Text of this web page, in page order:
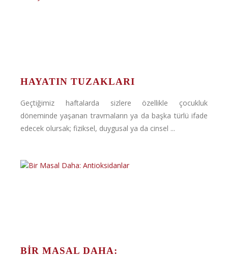
HAYATIN TUZAKLARI
Geçtiğimiz haftalarda sizlere özellikle çocukluk
döneminde yaşanan travmaların ya da başka türlü ifade
edecek olursak; fiziksel, duygusal ya da cinsel ...
BIR MASAL DAHA: